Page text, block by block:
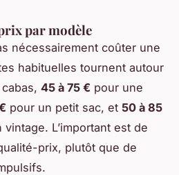
par modèle
nécessairement coûter une
habituelles tournent autour
45 à 75 € pour une
pour un petit sac, et 50 à 85
L’important est de
prix, plutôt que de